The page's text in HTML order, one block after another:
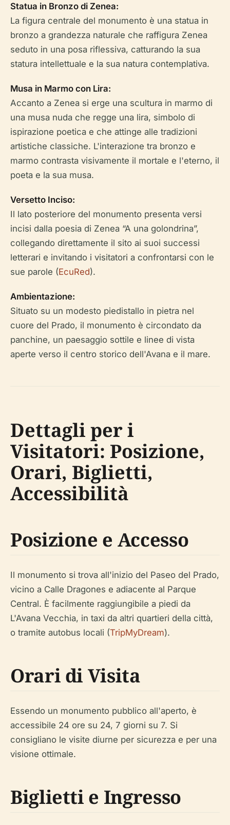
Statua in Bronzo di Zenea:
La figura centrale del monumento è una statua in
bronzo a grandezza naturale che raffigura Zenea
seduto in una posa riflessiva, catturando la sua
statura intellettuale e la sua natura contemplativa.
Musa in Marmo con Lira:
Accanto a Zenea si erge una scultura in marmo di
una musa nuda che regge una lira, simbolo di
ispirazione poetica e che attinge alle tradizioni
artistiche classiche. L'interazione tra bronzo e
marmo contrasta visivamente il mortale e l'eterno, il
poeta e la sua musa.
Versetto Inciso:
Il lato posteriore del monumento presenta versi
incisi dalla poesia di Zenea “A una golondrina”,
collegando direttamente il sito ai suoi successi
letterari e invitando i visitatori a confrontarsi con le
sue parole (EcuRed).
Ambientazione:
Situato su un modesto piedistallo in pietra nel
cuore del Prado, il monumento è circondato da
panchine, un paesaggio sottile e linee di vista
aperte verso il centro storico dell'Avana e il mare.
Dettagli per i
Visitatori: Posizione,
Orari, Biglietti,
Accessibilità
Posizione e Accesso
Il monumento si trova all'inizio del Paseo del Prado,
vicino a Calle Dragones e adiacente al Parque
Central. È facilmente raggiungibile a piedi da
L'Avana Vecchia, in taxi da altri quartieri della città,
o tramite autobus locali (TripMyDream).
Orari di Visita
Essendo un monumento pubblico all'aperto, è
accessibile 24 ore su 24, 7 giorni su 7. Si
consigliano le visite diurne per sicurezza e per una
visione ottimale.
Biglietti e Ingresso